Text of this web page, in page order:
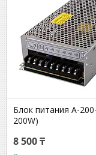
Блок питания A-
200W)
8 500 ₸